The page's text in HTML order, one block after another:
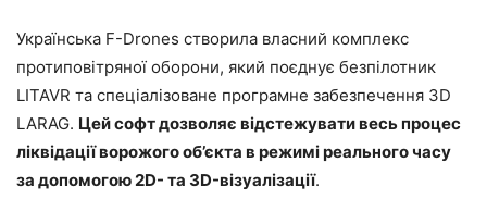
Українська F-Drones створила власний комплекс
протиповітряної оборони, який поєднує безпілотник
LITAVR та спеціалізоване програмне забезпечення 3D
LARAG. Цей софт дозволяє відстежувати весь процес
ліквідації ворожого об’єкта в режимі реального часу
за допомогою 2D- та 3D-візуалізації.